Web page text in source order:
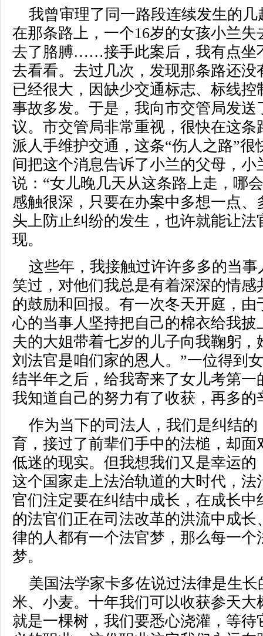
我曾审理了同一路段连续发生的
在那条路上，一个16岁的女孩小兰
去了胳膊……接手此案后，我有点坐
去看看。去过几次，发现那条路还
已经很大，因缺少交通标志、标线
事故多发。于是，我向市交管局发
议。市交管局非常重视，很快在这
派人手维护交通，这条“伤人之路”很
间把这个消息告诉了小兰的父母，
说：“女儿晚几天从这条路上走，哪
感触很深，只要在办案中多想一点
头上防止纠纷的发生，也许就能让
现。
这些年，我接触过许许多多的当
笑过，对他们我总是有着深深的情
的鼓励和回报。有一次冬天开庭，
心的当事人坚持把自己的棉衣给我
夫的大姐带着七岁的儿子向我鞠躬
刘法官是咱们家的恩人。”一位得到
结半年之后，给我寄来了女儿考第
我知道自己的努力有了收获，再多的
作为当下的司法人，我们是纠结
育，接过了前辈们手中的法槌，却
低迷的现实。但我想我们又是幸运
这个国家走上法治轨道的大时代，
官们注定要在纠结中成长，在成长
的法官们正在司法改革的洪流中成
律的人都有一个法官梦，那么每一
梦。
美国法学家卡多佐说过法律是生
米、小麦。十年我们可以收获参天
就是一棵树，我们要悉心浇灌，等